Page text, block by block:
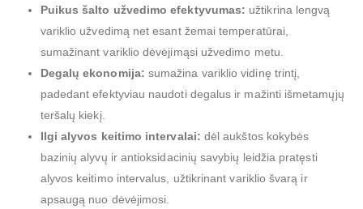
Puikus šalto užvedimo efektyvumas: užtikrina lengvą
variklio užvedimą net esant žemai temperatūrai,
sumažinant variklio dėvėjimąsi užvedimo metu.
Degalų ekonomija: sumažina variklio vidinę trintį,
padedant efektyviau naudoti degalus ir mažinti išmetamųjų
teršalų kiekį.
Ilgi alyvos keitimo intervalai: dėl aukštos kokybės
bazinių alyvų ir antioksidacinių savybių leidžia pratęsti
alyvos keitimo intervalus, užtikrinant variklio švarą ir
apsaugą nuo dėvėjimosi.